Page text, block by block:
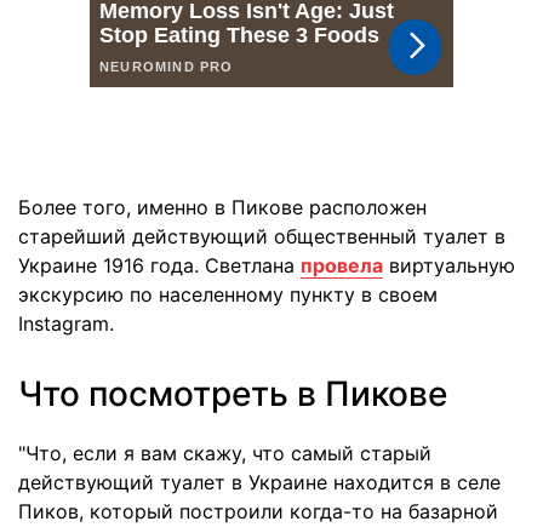
Более того, именно в Пикове расположен
старейший действующий общественный туалет в
Украине 1916 года. Светлана провела виртуальную
экскурсию по населенному пункту в своем
Instagram.
Что посмотреть в Пикове
"Что, если я вам скажу, что самый старый
действующий туалет в Украине находится в селе
Пиков, который построили когда-то на базарной